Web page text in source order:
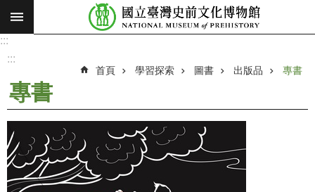
跳到主要內容區塊
搜
願
景
使
命
最
:::
:::
首頁 學習探索 圖書 出版品 專書
專書